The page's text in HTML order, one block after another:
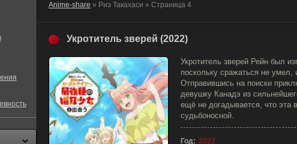
Anime-share » Риэ Такахаси » Страница 4
Укротитель зверей (2022)
Укротитель зверей Рейн был
поскольку сражаться не
Отправившись на поиски
девушку Канадэ из
ещё не догадывается, что эта
судьбоносной.
Год: 2022